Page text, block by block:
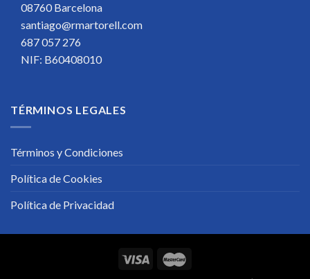
08760 Barcelona
santiago@rmartorell.com
687 057 276
NIF: B60408010
TÉRMINOS LEGALES
Términos y Condiciones
Política de Cookies
Política de Privacidad